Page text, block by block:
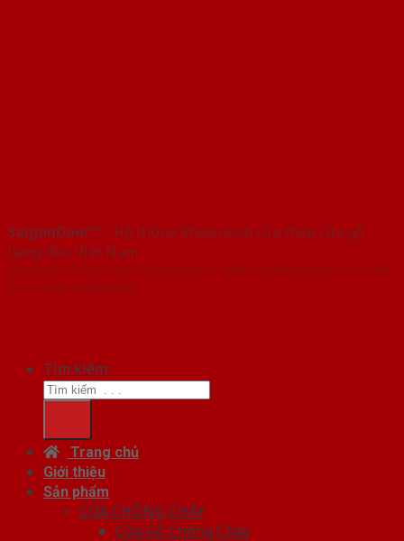
SaigonDoor™ - Hệ thống Showroom cửa thép cửa gỗ
hàng đầu Việt Nam
Copyright ⓒ 2016 – 2026 SaigonDoor™ - www.cuathepcuago.com | Đơn
vị chủ quản SaigonDoor
Tìm kiếm:
Trang chủ
Giới thiệu
Sản phẩm
CỬA CHỐNG CHÁY
Cửa Gỗ Chống Cháy